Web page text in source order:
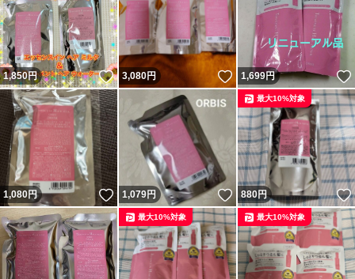
1,850円 いいね！
3,080円 いいね！
1,699円
1,080円 いいね！
1,079円 いいね！
880円
最大10%対象
最大10%対象 最大10%対象